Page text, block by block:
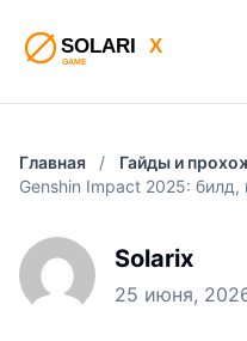
Главная / Гайды и
Genshin Impact 2025:
Solarix
25 июня,